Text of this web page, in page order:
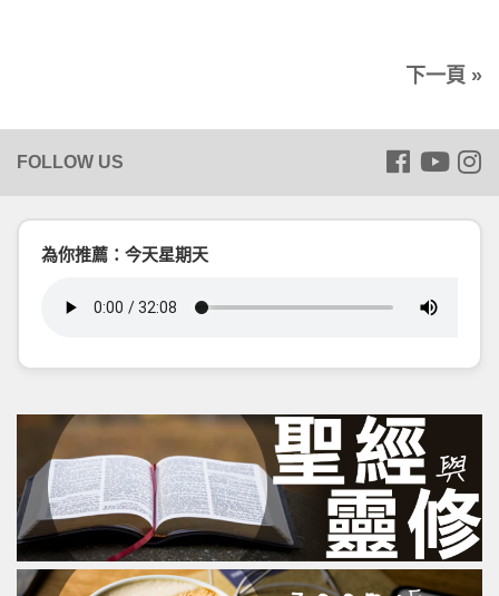
下一頁 »
為你推薦：今天星期天